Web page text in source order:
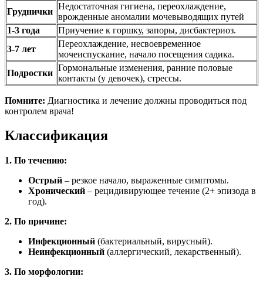
Груднички
Недостаточная гигиена, переохлаждение,
врожденные аномалии мочевыводящих путей
1-3 года
Приучение к горшку, запоры, дисбактериоз.
3-7 лет
Переохлаждение, несвоевременное
мочеиспускание, начало посещения садика.
Подростки
Гормональные изменения, ранние половые
контакты (у девочек), стрессы.
Помните: Диагностика и лечение должны проводиться под
контролем врача!
Классификация
1. По течению:
Острый – резкое начало, выраженные симптомы.
Хронический – рецидивирующее течение (2+ эпизода в
год).
2. По причине:
Инфекционный (бактериальный, вирусный).
Неинфекционный (аллергический, лекарственный).
3. По морфологии: